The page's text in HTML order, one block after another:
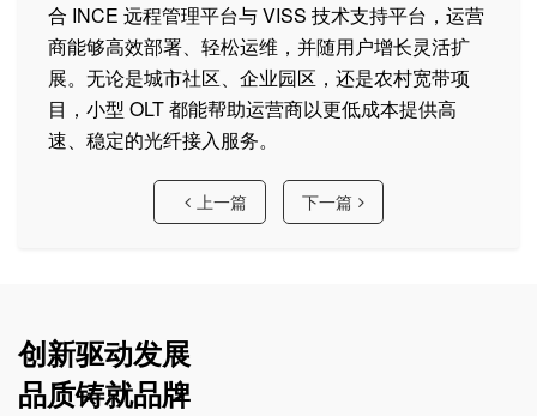
合 INCE 远程管理平台与 VISS 技术支持平台，运营
商能够高效部署、轻松运维，并随用户增长灵活扩
展。无论是城市社区、企业园区，还是农村宽带项
目，小型 OLT 都能帮助运营商以更低成本提供高
速、稳定的光纤接入服务。
上一篇 下一篇
创新驱动发展
品质铸就品牌